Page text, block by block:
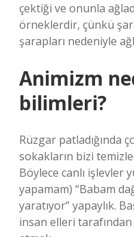
çektiği ve onunla
örneklerdir, çünkü
şarapları nedeniyle
Animizm
bilimleri?
Rüzgar patladığında
sokakların bizi
Böylece canlı işlevler
yapamam) “Babam
yaratıyor” yapaylık.
insan elleri